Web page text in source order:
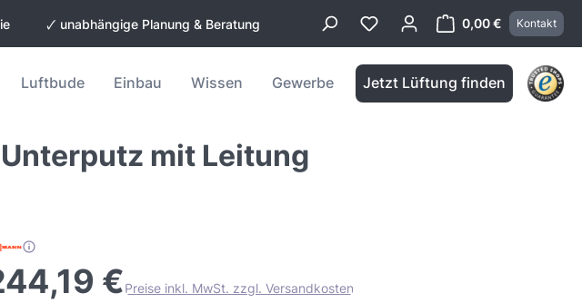
🗸 unabhängige Planung & Beratung 0,00 €
Warenkorb
Kontakt
Luftbude Einbau Wissen Gewerbe Jetzt Lüftung finden
mit Leitung
€Preise inkl. MwSt. zzgl. Versandkosten